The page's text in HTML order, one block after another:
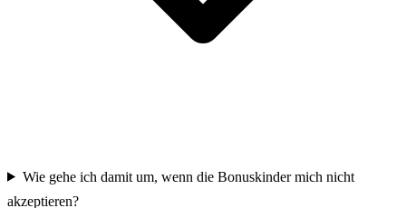
Wie gehe ich damit um, wenn die Bonuskinder mich nicht
akzeptieren?